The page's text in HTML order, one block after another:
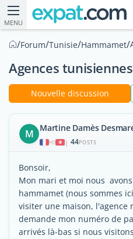
MENU
/Forum/Tunisie/Hammamet/
Agences tunisiennes
Nouvelle discussion
M Martine Damès
| 44POSTS
Bonsoir,
Mon mari et moi nous
hammamet (nous sommes
visiter une maison, l'agence
demande mon numéro de
arrivés là-bas si nous